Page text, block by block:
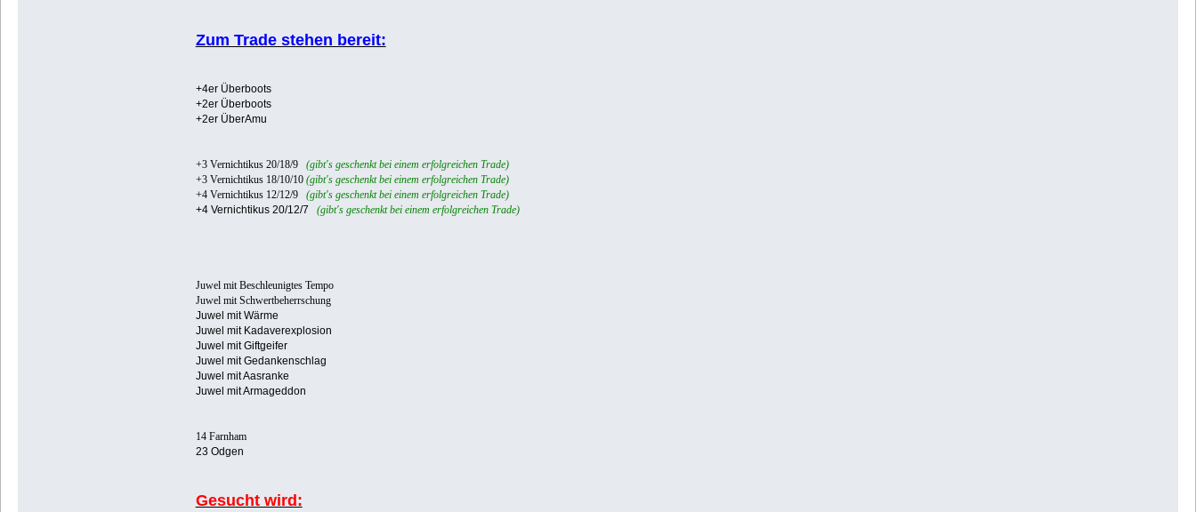
Zum Trade stehen bereit:
+4er Überboots
+2er Überboots
+2er ÜberAmu
+3 Vernichtikus 20/18/9 (gibt's geschenkt bei einem erfolgreichen Trade)
+3 Vernichtikus 18/10/10 (gibt's geschenkt bei einem erfolgreichen Trade)
+4 Vernichtikus 12/12/9 (gibt's geschenkt bei einem erfolgreichen Trade)
+4 Vernichtikus 20/12/7 (gibt's geschenkt bei einem erfolgreichen Trade)
Juwel mit Beschleunigtes Tempo
Juwel mit Schwertbeherrschung
Juwel mit Wärme
Juwel mit Kadaverexplosion
Juwel mit Giftgeifer
Juwel mit Gedankenschlag
Juwel mit Aasranke
Juwel mit Armageddon
14 Farnham
23 Odgen
Gesucht wird: